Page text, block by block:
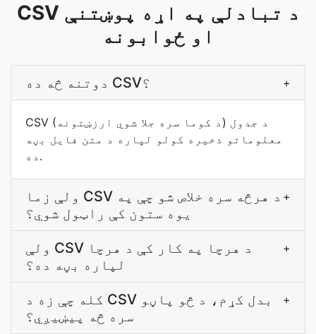
CSV د تبادلې په اړه پوښتنې
او ځوابونه
دوتنه څه ده CSV؟ +
CSV (د کوما سره جلا شوي ارزښتونه) د جدول
معلوماتو ذخیره کولو لپاره د متن فایل بڼه
ده.
ولې زما CSV د هرڅه سره خلاص شو چې په
یوه ستون کې راټول شوي؟
+
ولې CSV د هرچا په کار کې د هرچا
لپاره بڼه ده؟
+
کله چې زه د CSV بدل کړم، د څو پاڼو
سره څه پیښیږي؟
+